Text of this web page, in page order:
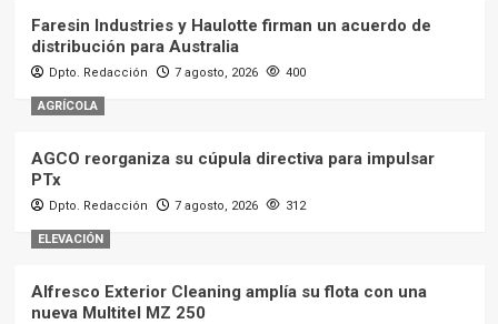
Faresin Industries y Haulotte firman un acuerdo de
distribución para Australia
Dpto. Redacción 7 agosto, 2026 400
AGRÍCOLA
AGCO reorganiza su cúpula directiva para impulsar
PTx
Dpto. Redacción 7 agosto, 2026 312
ELEVACIÓN
Alfresco Exterior Cleaning amplía su flota con una
nueva Multitel MZ 250